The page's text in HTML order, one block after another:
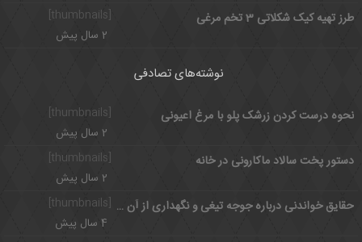
طرز تهیه کیک شکلاتی 3 تخم مرغی
2 سال پیش
نوشته‌های تصادفی
[thumbnails] نحوه درست کردن زرشک پلو با مرغ اعیونی
2 سال پیش
دستور پخت سالاد ماکارونی در خانه
2 سال پیش
[thumbnails] حقایق خواندنی درباره جوجه تیغی و نگهداری از آن در خانه
4 سال پیش